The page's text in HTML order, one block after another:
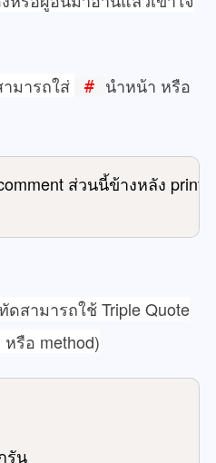
มารถใส่ #
นำหน้า หรือ
ส่วนนี้ข้างหลัง print
ดสามารถใช้ Triple Quote
รือ method)
รัน